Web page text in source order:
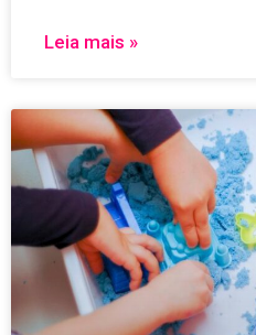
Leia mais »